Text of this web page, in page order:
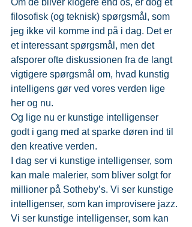
Om de bliver klogere end os, er dog et
filosofisk (og teknisk) spørgsmål, som
jeg ikke vil komme ind på i dag. Det er
et interessant spørgsmål, men det
afsporer ofte diskussionen fra de langt
vigtigere spørgsmål om, hvad kunstig
intelligens gør ved vores verden lige
her og nu.
Og lige nu er kunstige intelligenser
godt i gang med at sparke døren ind til
den kreative verden.
I dag ser vi kunstige intelligenser, som
kan male malerier, som bliver solgt for
millioner på Sotheby’s. Vi ser kunstige
intelligenser, som kan improvisere jazz.
Vi ser kunstige intelligenser, som kan